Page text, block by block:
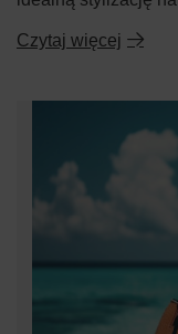
Czytaj więcej